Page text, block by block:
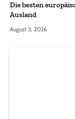
Die besten
Ausland
August 3, 2026